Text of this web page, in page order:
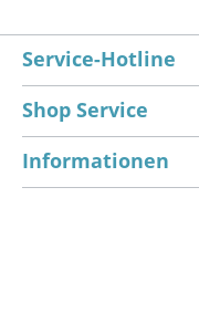
Service-Hotline
Shop Service
Informationen